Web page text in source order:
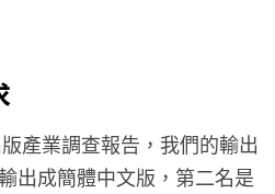
產業調查報告，我們的輸出
出成簡體中文版，第二名是